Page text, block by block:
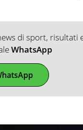
di sport, risultati
WhatsApp